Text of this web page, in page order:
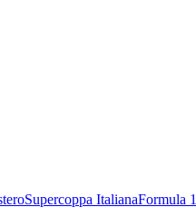
Supercoppa ItalianaFormula 1